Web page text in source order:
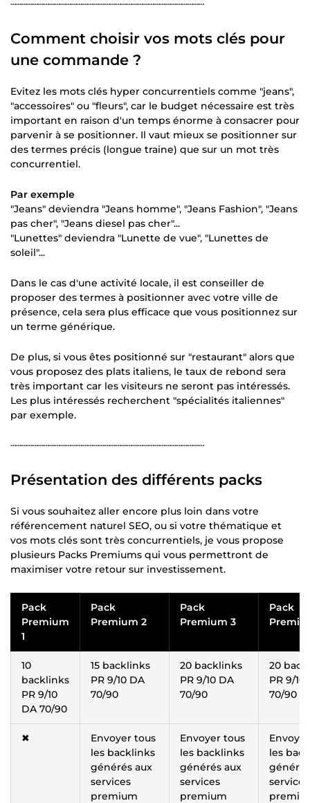
┄┄┄┄┄┄┄┄┄┄┄┄┄┄┄┄┄┄┄┄┄┄┄┄┄┄┄┄┄┄┄┄┄┄┄
Comment choisir vos mots clés pour
une commande ?
Evitez les mots clés hyper concurrentiels comme "jeans",
"accessoires" ou "fleurs", car le budget nécessaire est très
important en raison d'un temps énorme à consacrer pour
parvenir à se positionner. Il vaut mieux se positionner sur
des termes précis (longue traine) que sur un mot très
concurrentiel.
Par exemple
"Jeans" deviendra "Jeans homme", "Jeans Fashion", "Jeans
pas cher", "Jeans diesel pas cher"...
"Lunettes" deviendra "Lunette de vue", "Lunettes de
soleil"...
Dans le cas d'une activité locale, il est conseiller de
proposer des termes à positionner avec votre ville de
présence, cela sera plus efficace que vous positionnez sur
un terme générique.
De plus, si vous êtes positionné sur "restaurant" alors que
vous proposez des plats italiens, le taux de rebond sera
très important car les visiteurs ne seront pas intéressés.
Les plus intéressés recherchent "spécialités italiennes"
par exemple.
┄┄┄┄┄┄┄┄┄┄┄┄┄┄┄┄┄┄┄┄┄┄┄┄┄┄┄┄┄┄┄┄┄┄┄
Présentation des différents packs
Si vous souhaitez aller encore plus loin dans votre
référencement naturel SEO, ou si votre thématique et
vos mots clés sont très concurrentiels, je vous propose
plusieurs Packs Premiums qui vous permettront de
maximiser votre retour sur investissement.
Pack
Premium
1
Pack
Premium 2
Pack
Premium 3
Pack
10
backlinks
PR 9/10
DA 70/90
15 backlinks
PR 9/10 DA
70/90
20 backlinks
PR 9/10 DA
70/90
20
PR 9/10
70/90
✖
Envoyer tous
les backlinks
générés aux
services
premium
Envoyer tous
les backlinks
générés aux
services
premium
les
services